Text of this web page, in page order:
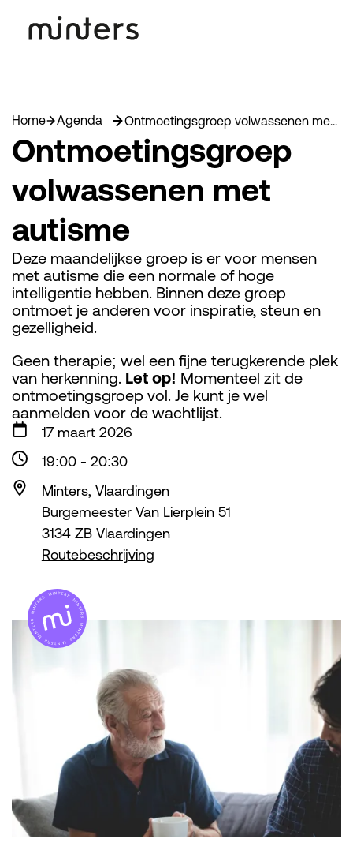
Ontmoetingsgroep
volwassenen met
autisme
Deze maandelijkse groep is er voor mensen
met autisme die een normale of hoge
intelligentie hebben. Binnen deze groep
ontmoet je anderen voor inspiratie, steun en
gezelligheid.
Geen therapie; wel een fijne terugkerende plek
van herkenning. Let op! Momenteel zit de
ontmoetingsgroep vol. Je kunt je wel
aanmelden voor de wachtlijst.
17 maart 2026
19:00- 20:30
Minters, Vlaardingen
Burgemeester Van Lierplein 51
3134 ZB Vlaardingen
Routebeschrijving
Home Agenda Ontmoetingsgroep volwassenen met autisme (wachtlijst)